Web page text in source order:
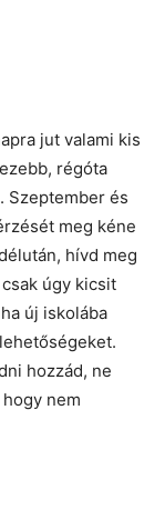
jut valami kis
régóta
Szeptember és
meg kéne
hívd meg
úgy kicsit
új iskolába
hozzád, ne
nem